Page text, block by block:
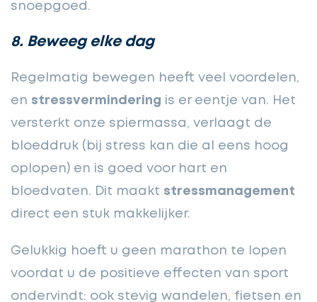
snoepgoed.
8. Beweeg elke dag
Regelmatig bewegen heeft veel voordelen,
en stressvermindering is er eentje van. Het
versterkt onze spiermassa, verlaagt de
bloeddruk (bij stress kan die al eens hoog
oplopen) en is goed voor hart en
bloedvaten. Dit maakt stressmanagement
direct een stuk makkelijker.
Gelukkig hoeft u geen marathon te lopen
voordat u de positieve effecten van sport
ondervindt: ook stevig wandelen, fietsen en